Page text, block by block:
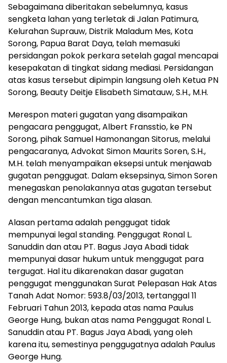
Sebagaimana diberitakan sebelumnya, kasus
sengketa lahan yang terletak di Jalan Patimura,
Kelurahan Suprauw, Distrik Maladum Mes, Kota
Sorong, Papua Barat Daya, telah memasuki
persidangan pokok perkara setelah gagal mencapai
kesepakatan di tingkat sidang mediasi. Persidangan
atas kasus tersebut dipimpin langsung oleh Ketua PN
Sorong, Beauty Deitje Elisabeth Simatauw, S.H., M.H.
Merespon materi gugatan yang disampaikan
pengacara penggugat, Albert Fransstio, ke PN
Sorong, pihak Samuel Hamonangan Sitorus, melalui
pengacaranya, Advokat Simon Maurits Soren, S.H.,
M.H. telah menyampaikan eksepsi untuk menjawab
gugatan penggugat. Dalam eksepsinya, Simon Soren
menegaskan penolakannya atas gugatan tersebut
dengan mencantumkan tiga alasan.
Alasan pertama adalah penggugat tidak
mempunyai legal standing. Penggugat Ronal L.
Sanuddin dan atau PT. Bagus Jaya Abadi tidak
mempunyai dasar hukum untuk menggugat para
tergugat. Hal itu dikarenakan dasar gugatan
penggugat menggunakan Surat Pelepasan Hak Atas
Tanah Adat Nomor: 593.8/03/2013, tertanggal 11
Februari Tahun 2013, kepada atas nama Paulus
George Hung, bukan atas nama Penggugat Ronal L.
Sanuddin atau PT. Bagus Jaya Abadi, yang oleh
karena itu, semestinya penggugatnya adalah Paulus
George Hung.